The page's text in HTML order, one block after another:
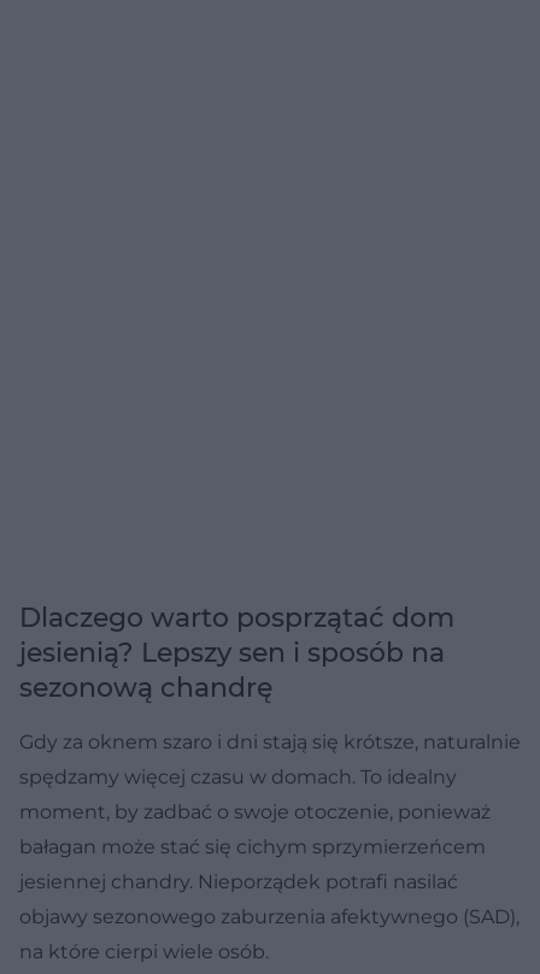
Dlaczego warto posprzątać dom
jesienią? Lepszy sen i sposób na
sezonową chandrę
Gdy za oknem szaro i dni stają się krótsze, naturalnie
spędzamy więcej czasu w domach. To idealny
moment, by zadbać o swoje otoczenie, ponieważ
bałagan może stać się cichym sprzymierzeńcem
jesiennej chandry. Nieporządek potrafi nasilać
objawy sezonowego zaburzenia afektywnego (SAD),
na które cierpi wiele osób.